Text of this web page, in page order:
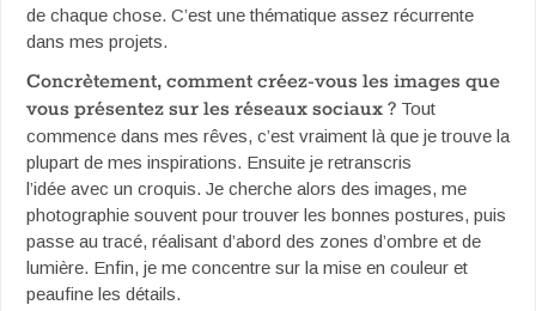
de chaque chose. C’est une thématique assez récurrente
dans mes projets.
Concrètement, comment créez-vous les images que
vous présentez sur les réseaux sociaux ? Tout
commence dans mes rêves, c’est vraiment là que je trouve la
plupart de mes inspirations. Ensuite je retranscris
l’idée avec un croquis. Je cherche alors des images, me
photographie souvent pour trouver les bonnes postures, puis
passe au tracé, réalisant d’abord des zones d’ombre et de
lumière. Enfin, je me concentre sur la mise en couleur et
peaufine les détails.